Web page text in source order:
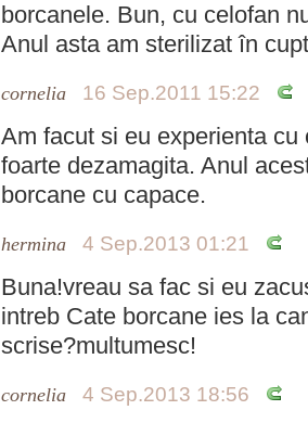
borcanele. Bun, cu celofan
Anul asta am sterilizat în
cornelia 16 Sep.2011 15:22
Am facut si eu experienta cu
foarte dezamagita. Anul
borcane cu capace.
hermina 4 Sep.2013 01:21
Buna!vreau sa fac si eu
intreb Cate borcane ies la
scrise?multumesc!
cornelia 4 Sep.2013 18:56